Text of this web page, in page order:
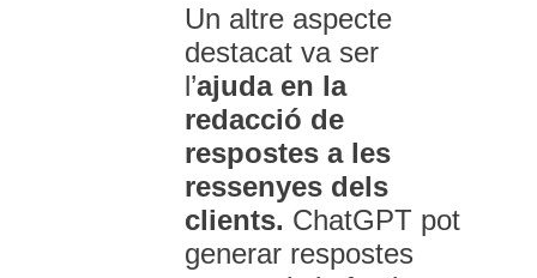
Un altre aspecte
destacat va ser
l’ajuda en la
redacció de
respostes a les
ressenyes dels
clients. ChatGPT pot
generar respostes